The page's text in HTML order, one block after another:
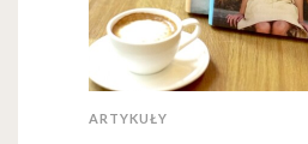
ARTYKUŁY